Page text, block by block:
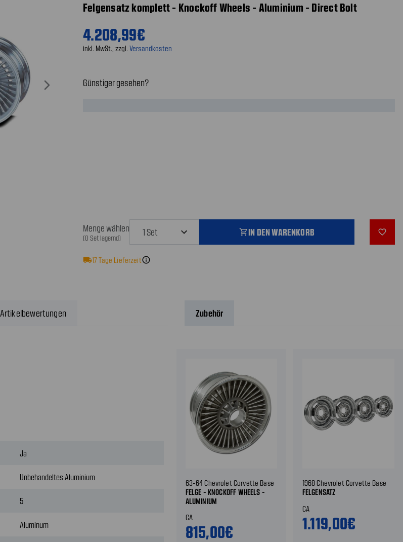
Felgensatz komplett - Knockoff Wheels - Aluminium - Direct Bolt
4.208,99€
inkl. MwSt., zzgl. Versandkosten
Günstiger gesehen?
Menge wählen
(0 Set lagernd)
shopping_cartIN DEN WARENKORB favorite_outline
local_shipping17Tage Lieferzeitinfo
Artikelbewertungen
Ja
Unbehandeltes Aluminium
5
Aluminum
Zubehör
63-64 Chevrolet Corvette Base
FELGE - KNOCKOFF WHEELS -
ALUMINIUM
CA
815,00€
1968 Chevrolet Corvette Base
FELGENSATZ
CA
1.119,00€